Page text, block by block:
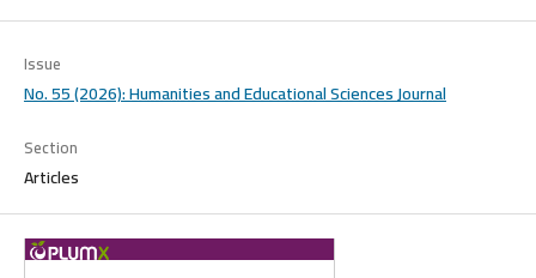
Issue
No. 55 (2026): Humanities and Educational Sciences Journal
Section
Articles